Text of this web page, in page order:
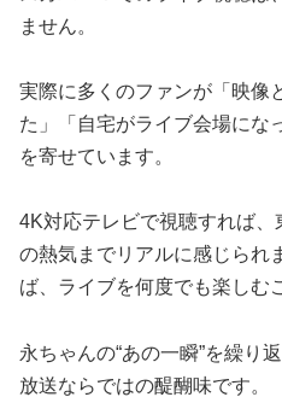
ません。
実際に多くのファンが「映像
た」「自宅がライブ会場にな
を寄せています。
4K対応テレビで視聴すれば
の熱気までリアルに感じられ
ば、ライブを何度でも楽しむ
永ちゃんの“あの一瞬”を繰り
放送ならではの醍醐味です。